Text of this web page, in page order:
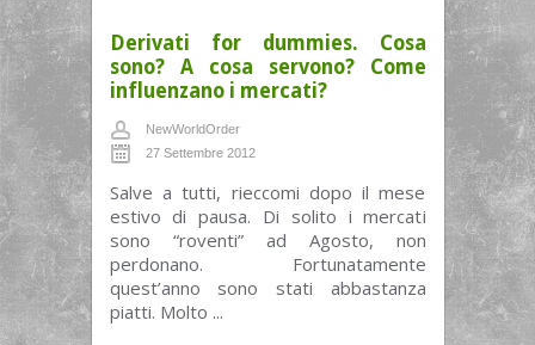
Derivati for dummies. Cosa
sono? A cosa servono? Come
influenzano i mercati?
NewWorldOrder
27 Settembre 2012
Salve a tutti, rieccomi dopo il mese
estivo di pausa. Di solito i mercati
sono “roventi” ad Agosto, non
perdonano. Fortunatamente
quest’anno sono stati abbastanza
piatti. Molto ...